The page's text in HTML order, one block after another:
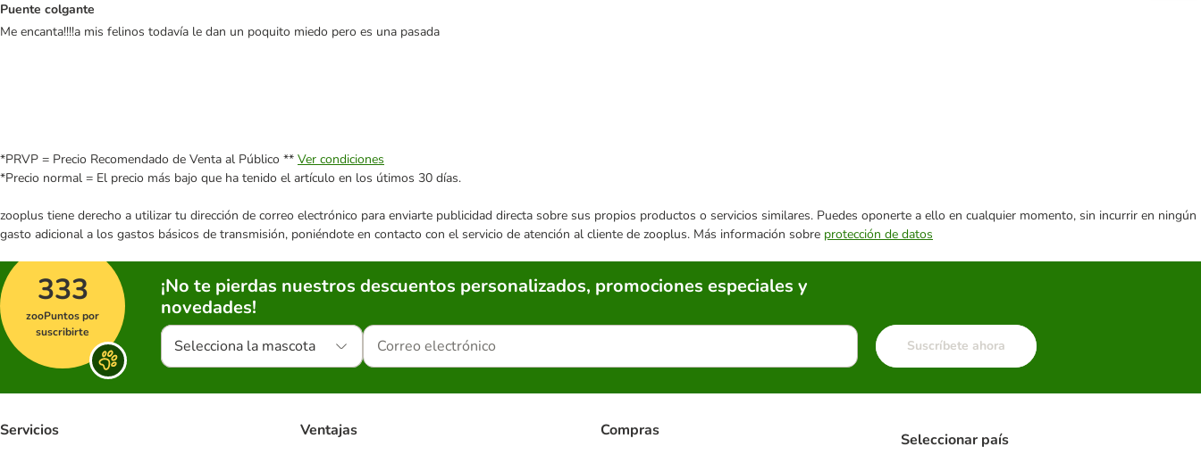
Puente colgante
Me encanta!!!!a mis felinos todavía le dan un poquito miedo pero es una pasada
*PRVP = Precio Recomendado de Venta al Público ** Ver condiciones
*Precio normal = El precio más bajo que ha tenido el artículo en los útimos 30 días.
zooplus tiene derecho a utilizar tu dirección de correo electrónico para enviarte publicidad directa sobre sus propios productos o servicios similares. Puedes oponerte a ello en cualquier momento, sin incurrir en ningún
gasto adicional a los gastos básicos de transmisión, poniéndote en contacto con el servicio de atención al cliente de zooplus. Más información sobre protección de datos
333
zooPuntos por
suscribirte
¡No te pierdas nuestros descuentos personalizados, promociones especiales y
novedades!
Selecciona la mascota Suscríbete ahora
Servicios Ventajas Compras Seleccionar país